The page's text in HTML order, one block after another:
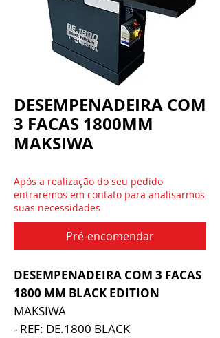
DESEMPENADEIRA COM
3 FACAS 1800MM
MAKSIWA
Após a realização do seu pedido
entraremos em contato para analisarmos
suas necessidades
Pré-encomendar
DESEMPENADEIRA COM 3 FACAS
1800 MM BLACK EDITION
MAKSIWA
- REF: DE.1800 BLACK